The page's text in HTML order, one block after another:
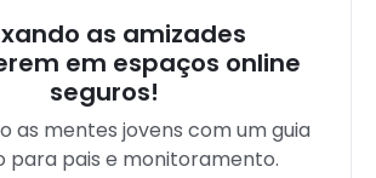
as amizades
em espaços online
seguros!
as mentes jovens com um guia
para pais e monitoramento.